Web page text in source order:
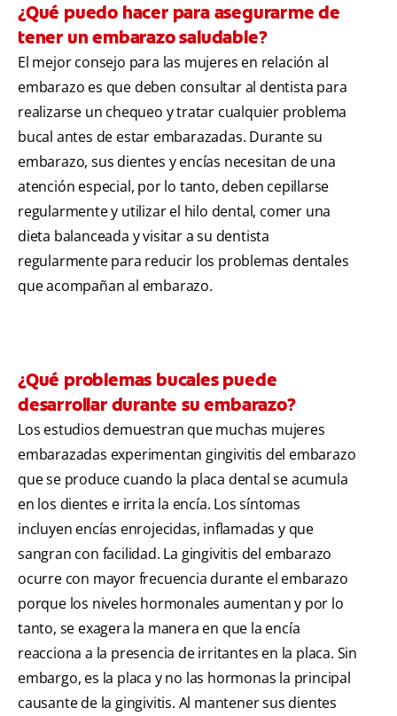
¿Qué puedo hacer para asegurarme de
tener un embarazo saludable?
El mejor consejo para las mujeres en relación al
embarazo es que deben consultar al dentista para
realizarse un chequeo y tratar cualquier problema
bucal antes de estar embarazadas. Durante su
embarazo, sus dientes y encías necesitan de una
atención especial, por lo tanto, deben cepillarse
regularmente y utilizar el hilo dental, comer una
dieta balanceada y visitar a su dentista
regularmente para reducir los problemas dentales
que acompañan al embarazo.
¿Qué problemas bucales puede
desarrollar durante su embarazo?
Los estudios demuestran que muchas mujeres
embarazadas experimentan gingivitis del embarazo
que se produce cuando la placa dental se acumula
en los dientes e irrita la encía. Los síntomas
incluyen encías enrojecidas, inflamadas y que
sangran con facilidad. La gingivitis del embarazo
ocurre con mayor frecuencia durante el embarazo
porque los niveles hormonales aumentan y por lo
tanto, se exagera la manera en que la encía
reacciona a la presencia de irritantes en la placa. Sin
embargo, es la placa y no las hormonas la principal
causante de la gingivitis. Al mantener sus dientes